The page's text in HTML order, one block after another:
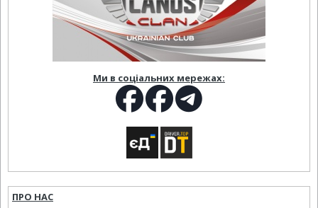
Ми в соціальних мережах:
ПРО НАС